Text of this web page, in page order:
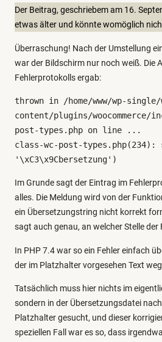
g
o
r
i
e
n
Der Beitrag, geschriebem am 16.
etwas älter und könnte womöglich
Überraschung! Nach der Umstellung
war der Bildschirm nur noch weiß. Die
Fehlerprotokolls ergab:
thrown in /home/www/wp-single/
content/plugins/woocommerce/
post-types.php on line ...
class-wc-post-
'\xC3\x9Cbersetzung')
Im Grunde sagt der Eintrag im
alles. Die Meldung wird von der
ein Übersetzungstring nicht korrekt
sagt auch genau, an welcher Stelle
In PHP 7.4 war so ein Fehler einfach
der im Platzhalter vorgesehen Text
Tatsächlich muss hier nichts im
sondern in der Übersetzungsdatei
Platzhalter gesucht, und dieser
speziellen Fall war es so, dass